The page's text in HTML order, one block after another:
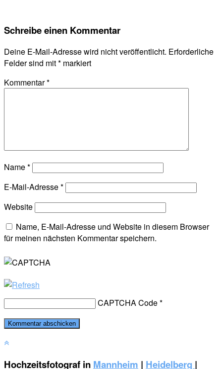
Schreibe einen Kommentar
Deine E-Mail-Adresse wird nicht veröffentlicht. Erforderliche
Felder sind mit* markiert
Kommentar*
Name*
E-Mail-Adresse*
Website
Name, E-Mail-Adresse und Website in diesem Browser
für meinen nächsten Kommentar speichern.
CAPTCHA Code*
Hochzeitsfotograf in Mannheim | Heidelberg |